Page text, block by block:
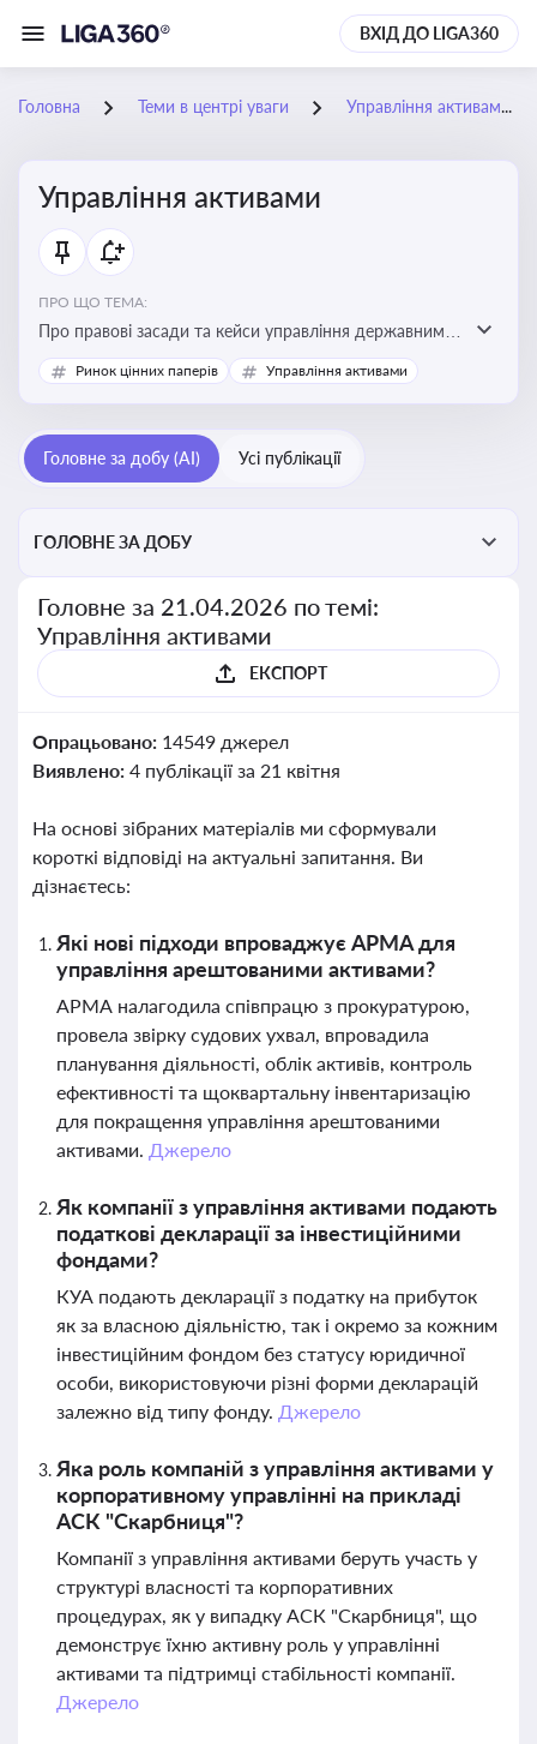
ВХІД ДО LIGA360
Головна Теми в центрі уваги Управління активами
Управління активами
ПРО ЩО ТЕМА:
Про правові засади та кейси управління державними,
комунальними та корпоративними активами, для
юристів і керівників, які відповідають за збереження
Ринок цінних паперів Управління активами
Головне за добу (AI) Усі публікації
ГОЛОВНЕ ЗА ДОБУ
Головне за 21.04.2026 по темі:
Управління активами
ЕКСПОРТ
Опрацьовано: 14549 джерел
Виявлено: 4 публікації за 21 квітня
На основі зібраних матеріалів ми сформували
короткі відповіді на актуальні запитання. Ви
дізнаєтесь:
Які нові підходи впроваджує АРМА для
управління арештованими активами?
АРМА налагодила співпрацю з прокуратурою,
провела звірку судових ухвал, впровадила
планування діяльності, облік активів, контроль
ефективності та щоквартальну інвентаризацію
для покращення управління арештованими
активами. Джерело
Як компанії з управління активами подають
податкові декларації за інвестиційними
фондами?
КУА подають декларації з податку на прибуток
як за власною діяльністю, так і окремо за кожним
інвестиційним фондом без статусу юридичної
особи, використовуючи різні форми декларацій
залежно від типу фонду. Джерело
Яка роль компаній з управління активами у
корпоративному управлінні на прикладі
АСК "Скарбниця"?
Компанії з управління активами беруть участь у
структурі власності та корпоративних
процедурах, як у випадку АСК "Скарбниця", що
демонструє їхню активну роль у управлінні
активами та підтримці стабільності компанії.
Джерело